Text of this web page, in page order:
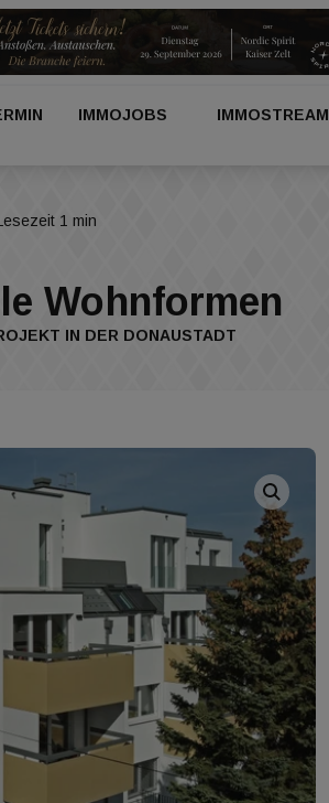
IMMOJOBS IMMOSTREAM
1 min
Wohnformen
IN DER DONAUSTADT